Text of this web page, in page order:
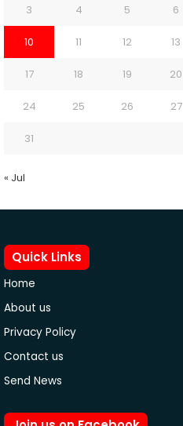
3 4 5 6
10 11 12 13
17 18 19 20
24 25 26 27
31
« Jul
Quick Links
Home
About us
Privacy Policy
Contact us
Send News